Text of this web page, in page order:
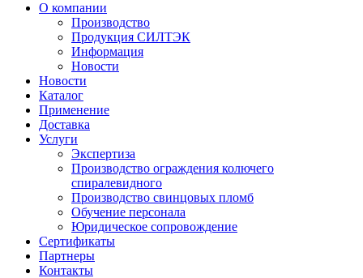
О компании
Производство
Продукция СИЛТЭК
Информация
Новости
Новости
Каталог
Применение
Доставка
Услуги
Экспертиза
Производство ограждения колючего
спиралевидного
Производство свинцовых пломб
Обучение персонала
Юридическое сопровождение
Сертификаты
Партнеры
Контакты